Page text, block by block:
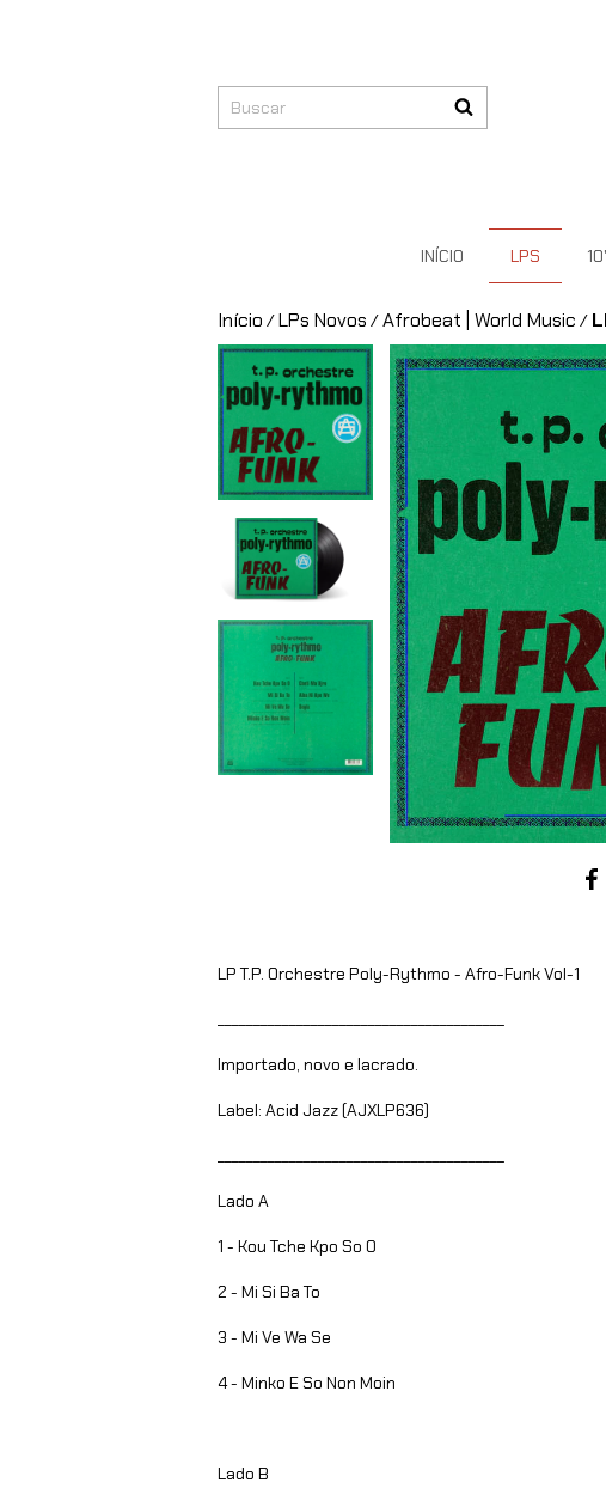
INÍCIO LPS
Início /LPs Novos /Afrobeat | World Music /
LP T.P. Orchestre Poly-Rythmo - Afro-Funk Vol-1
Importado, novo e lacrado.
Label: Acid Jazz (AJXLP636)
Lado A
1 - Kou Tche Kpo So O
2 - Mi Si Ba To
3 - Mi Ve Wa Se
4 - Minko E So Non Moin
Lado B